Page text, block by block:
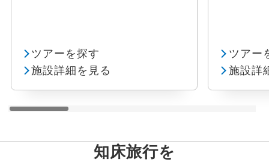
ツアーを探す
施設詳細を見る
ツアー
施設詳
知床旅行を